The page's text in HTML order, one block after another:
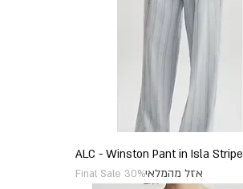
ALC - Winston Pant in Isla Stripe
אזל מהמלאיFinal Sale 30%